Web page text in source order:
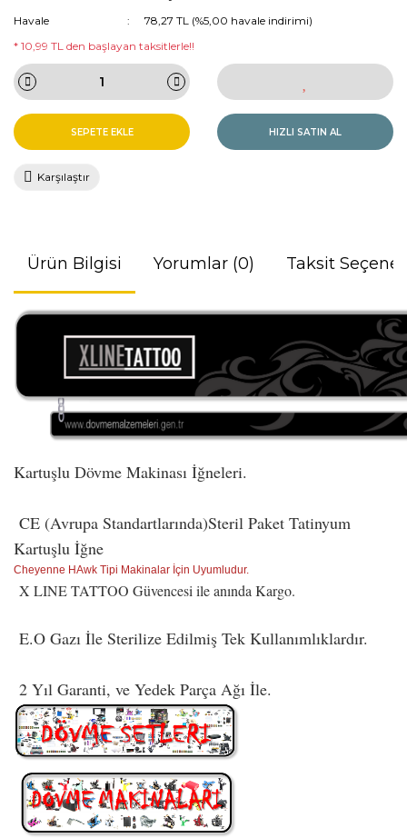
Havale
78,27 TL (%5,00 havale indirimi)
* 10,99 TL den başlayan taksitlerle!!
SEPETE EKLE HIZLI SATIN AL
Karşılaştır
Ürün Bilgisi Yorumlar (0) Taksit
Kartuşlu Dövme Makinası İğneleri.
CE (Avrupa Standartlarında)Steril Paket Tatinyum
Kartuşlu İğne
Cheyenne HAwk Tipi Makinalar İçin Uyumludur.
X LINE TATTOO Güvencesi ile anında Kargo.
E.O Gazı İle Sterilize Edilmiş Tek Kullanımlıklardır.
2 Yıl Garanti, ve Yedek Parça Ağı İle.